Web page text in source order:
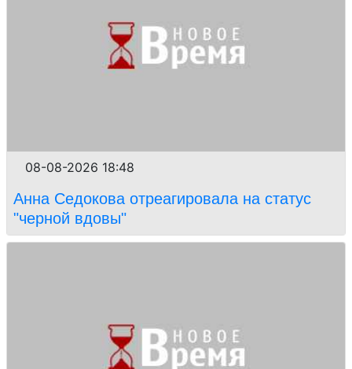
08-08-2026 18:48
Анна Седокова отреагировала на статус
"черной вдовы"